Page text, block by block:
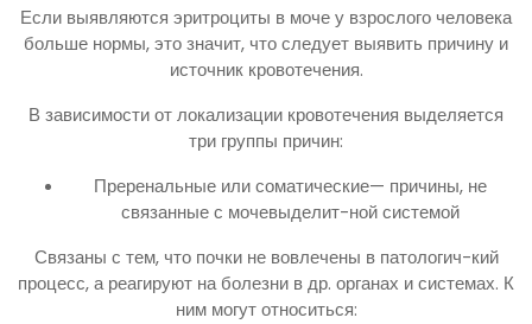
Если выявляются эритроциты в моче у взрослого человека
больше нормы, это значит, что следует выявить причину и
источник кровотечения.
В зависимости от локализации кровотечения выделяется
три группы причин:
Преренальные или соматические— причины, не
связанные с мочевыделит-ной системой
Связаны с тем, что почки не вовлечены в патологич-кий
процесс, а реагируют на болезни в др. органах и системах. К
ним могут относиться: